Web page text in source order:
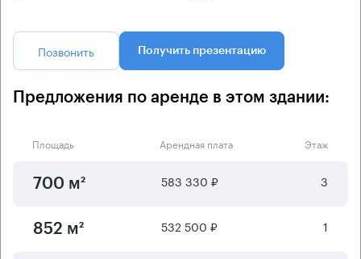
Позвонить Получить презентацию
Предложения по аренде в этом здании:
Площадь Арендная плата Этаж
700 м² 583 330 ₽ 3
852 м² 532 500 ₽ 1